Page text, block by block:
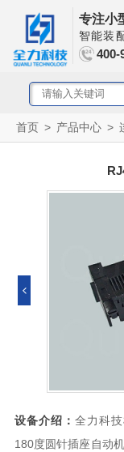
专注小
智能装
400-
首页 > 产品中心 >
设备介绍： 全力科
180度圆针插座自动